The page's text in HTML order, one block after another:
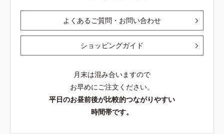
よくあるご質問・お問い合わせ
ショッピングガイド
月末は混み合いますので
お早めにご注文ください。
平日のお昼前後が比較的つながりやすい
時間帯です。